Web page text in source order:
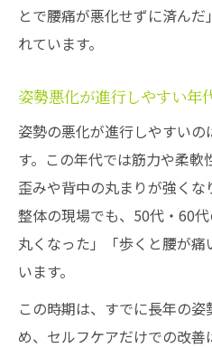
とで腰痛が悪化せずに済ん
れています。
姿勢悪化が進行しやすい年
姿勢の悪化が進行しやすい
す。この年代では筋力や柔
歪みや背中の丸まりが強くな
整体の現場でも、50代・60
丸くなった」「歩くと腰が
います。
この時期は、すでに長年の
め、セルフケアだけでの改